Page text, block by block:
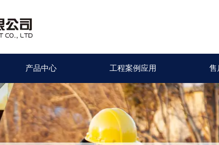
产品中心 工程案例应用 售